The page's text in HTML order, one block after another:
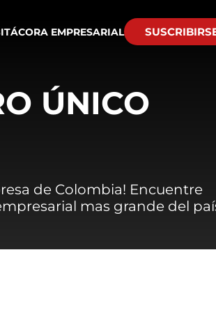
EMPRESARIAL
ÚNICO
de Colombia! Encuentre
mas grande del